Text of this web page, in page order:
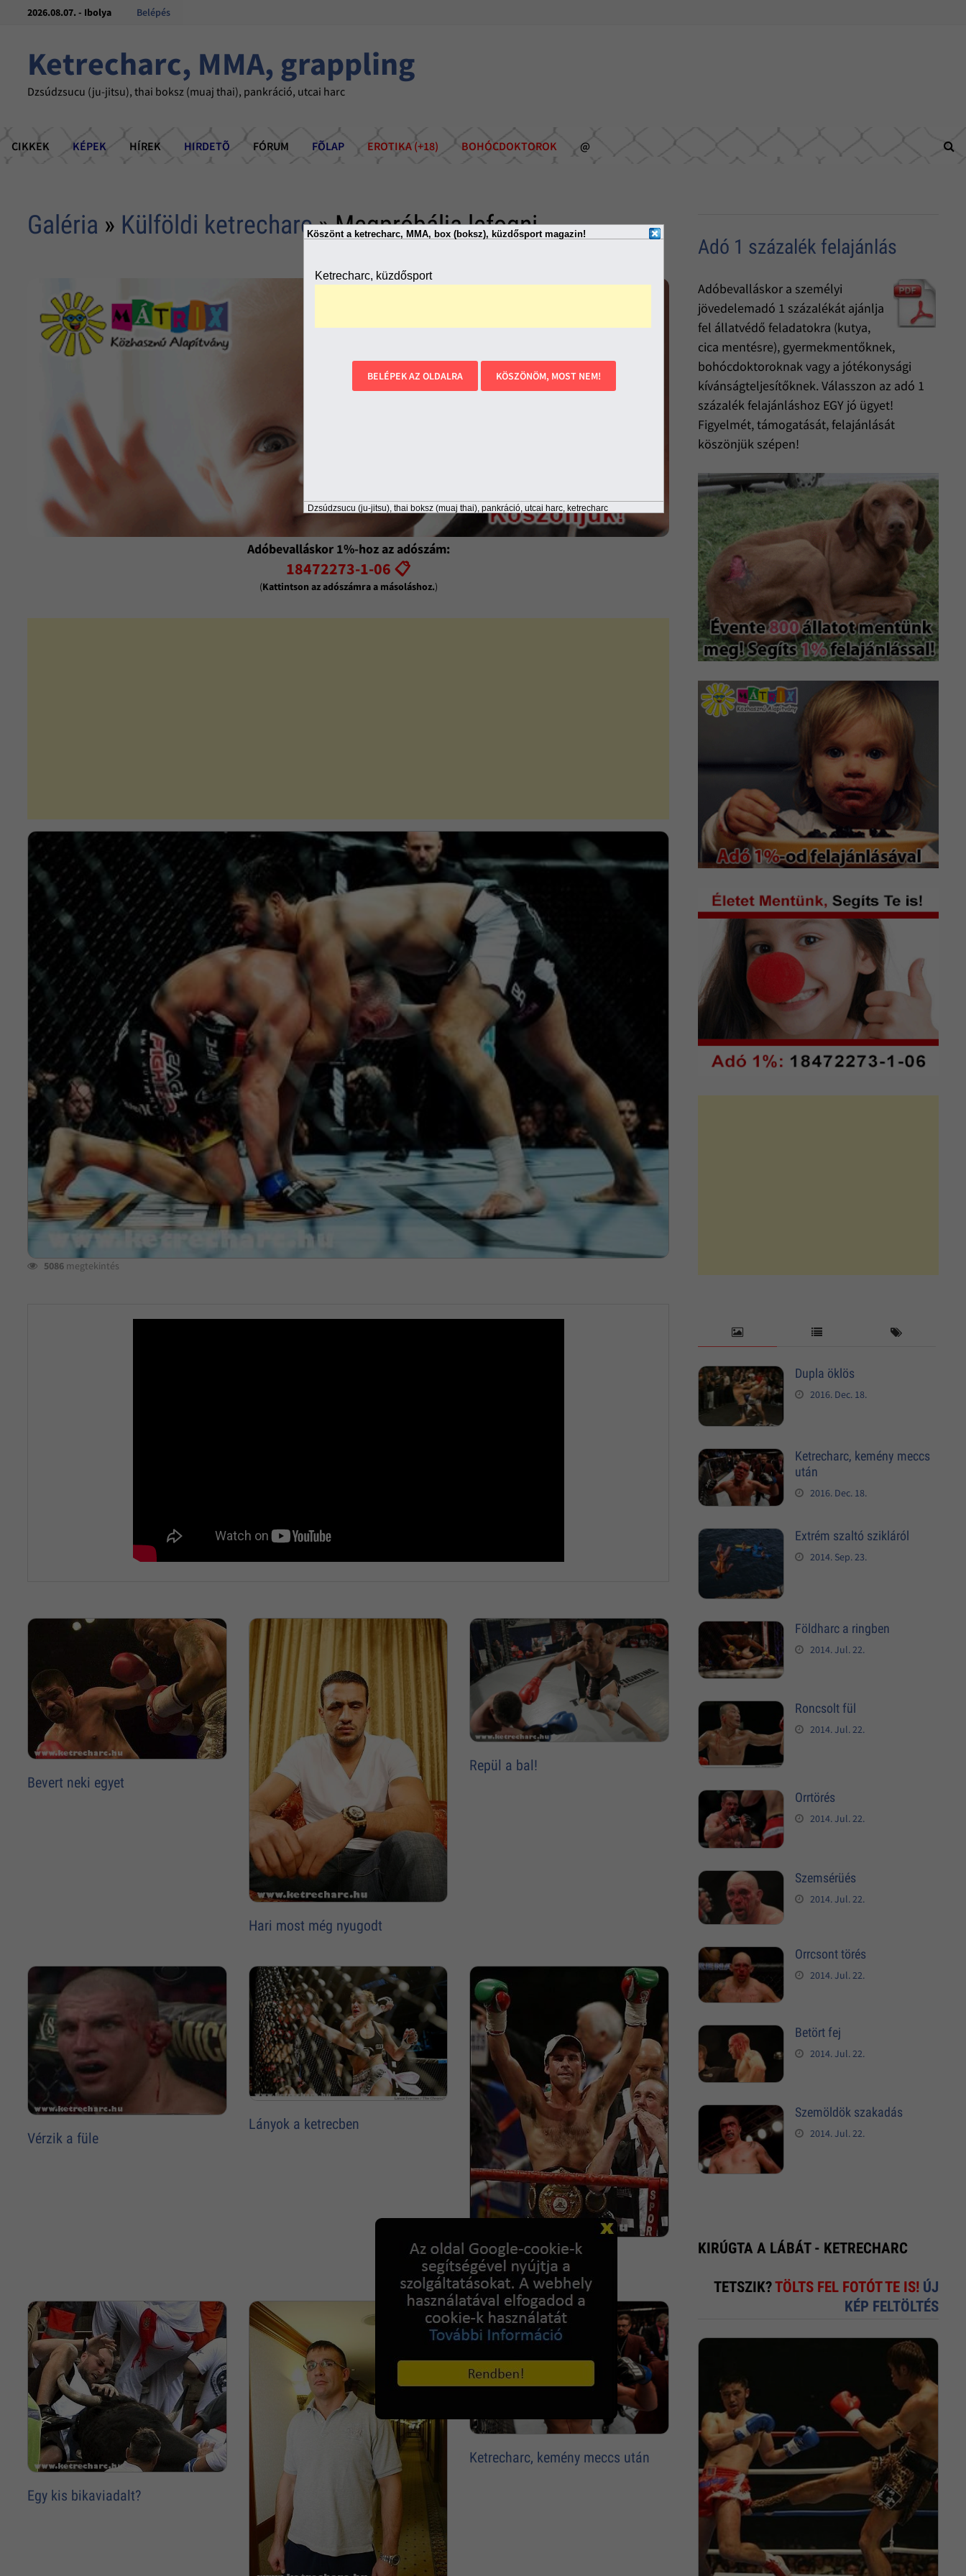
Köszönt a ketrecharc, MMA, box (boksz), küzdősport magazin!
Ketrecharc, küzdősport
BELÉPEK AZ OLDALRA KÖSZÖNÖM, MOST NEM!
Dzsúdzsucu (ju-jitsu), thai boksz (muaj thai), pankráció, utcai harc, ketrecharc
2026.08.07. - Ibolya Belépés
Ketrecharc, MMA, grappling
Dzsúdzsucu (ju-jitsu), thai boksz (muaj thai), pankráció, utcai harc
CIKKEK KÉPEK HÍREK HIRDETÕ FÓRUM FÕLAP EROTIKA (+18) BOHÓCDOKTOROK @
Galéria » Külföldi ketrecharc» Megpróbálja lefogni
Adóbevalláskor 1%-hoz az adószám:
18472273-1-06 📋
(Kattintson az adószámra a másoláshoz.)
5086 megtekintés
Bevert neki egyet
Hari most még nyugodt
Repül a bal!
Vérzik a füle
Lányok a ketrecben
Joe Calzaghe
Egy kis bikaviadalt?
Ketrecharc, kemény meccs után
Adó 1 százalék felajánlás
Adóbevalláskor a személyi
jövedelemadó 1 százalékát ajánlja
fel állatvédő feladatokra (kutya,
cica mentésre), gyermekmentőknek,
bohócdoktoroknak vagy a jótékonysági
kívánságteljesítőknek. Válasszon az adó 1
százalék felajánláshoz EGY jó ügyet!
Figyelmét, támogatását, felajánlását
köszönjük szépen!
Dupla öklös
2016. Dec. 18.
Ketrecharc, kemény meccs
után
2016. Dec. 18.
Extrém szaltó szikláról
2014. Sep. 23.
Földharc a ringben
2014. Jul. 22.
Roncsolt fül
2014. Jul. 22.
Orrtörés
2014. Jul. 22.
Szemsérüés
2014. Jul. 22.
Orrcsont törés
2014. Jul. 22.
Betört fej
2014. Jul. 22.
Szemöldök szakadás
2014. Jul. 22.
KIRÚGTA A LÁBÁT - KETRECHARC
TETSZIK?TÖLTS FEL FOTÓT TE IS! ÚJ
KÉP FELTÖLTÉS